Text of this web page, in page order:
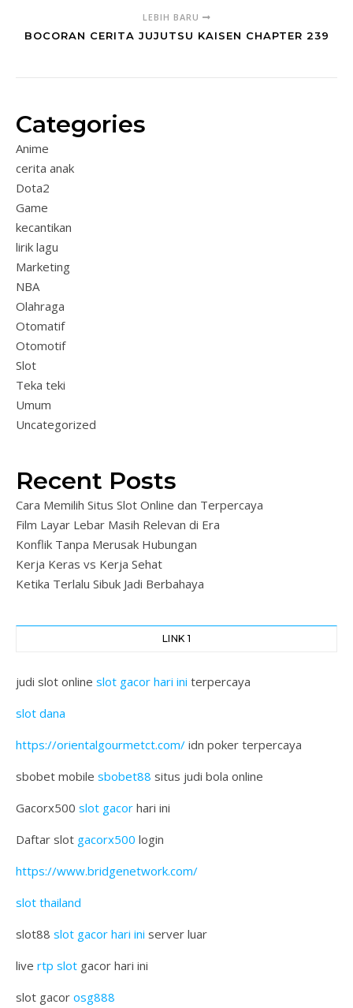
LEBIH BARU
BOCORAN CERITA JUJUTSU KAISEN CHAPTER 239
Categories
Anime
cerita anak
Dota2
Game
kecantikan
lirik lagu
Marketing
NBA
Olahraga
Otomatif
Otomotif
Slot
Teka teki
Umum
Uncategorized
Recent Posts
Cara Memilih Situs Slot Online dan Terpercaya
Film Layar Lebar Masih Relevan di Era
Konflik Tanpa Merusak Hubungan
Kerja Keras vs Kerja Sehat
Ketika Terlalu Sibuk Jadi Berbahaya
LINK 1
judi slot online slot gacor hari ini terpercaya
slot dana
https://orientalgourmetct.com/ idn poker terpercaya
sbobet mobile sbobet88 situs judi bola online
Gacorx500 slot gacor hari ini
Daftar slot gacorx500 login
https://www.bridgenetwork.com/
slot thailand
slot88 slot gacor hari ini server luar
live rtp slot gacor hari ini
slot gacor osg888